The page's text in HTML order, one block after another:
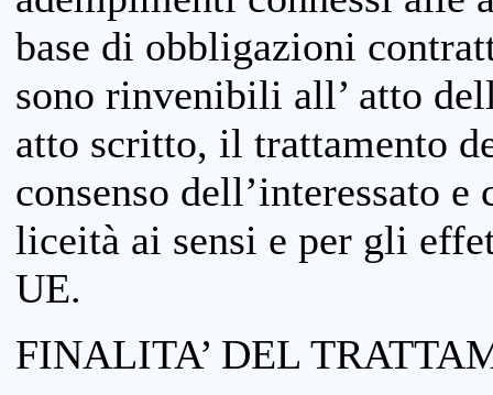
base di obbligazioni
sono rinvenibili all’ atto
atto scritto, il trattamento
consenso dell’interessato
liceità ai sensi e per gli
UE.
FINALITA’ DEL